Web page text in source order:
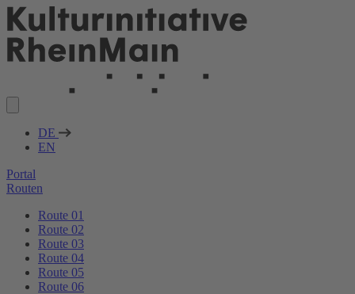
DE
EN
Portal
Routen
Route 01
Route 02
Route 03
Route 04
Route 05
Route 06